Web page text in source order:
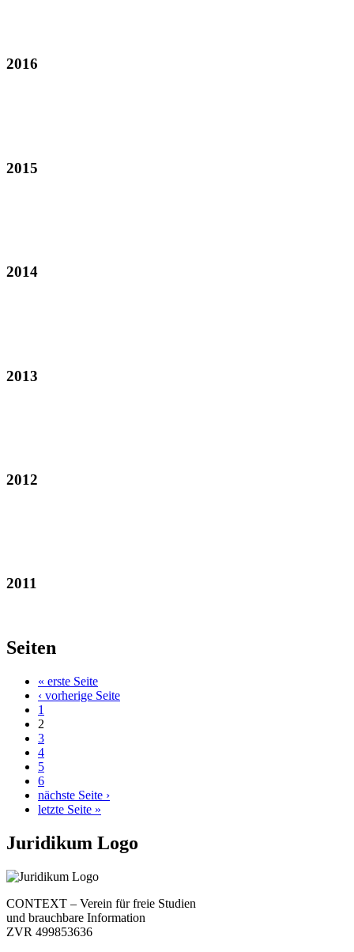
2016
2015
2014
2013
2012
2011
Seiten
« erste Seite
‹ vorherige Seite
1
2
3
4
5
6
nächste Seite ›
letzte Seite »
Juridikum Logo
CONTEXT – Verein für freie Studien
und brauchbare Information
ZVR 499853636